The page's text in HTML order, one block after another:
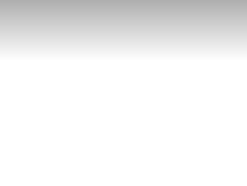
Aporia